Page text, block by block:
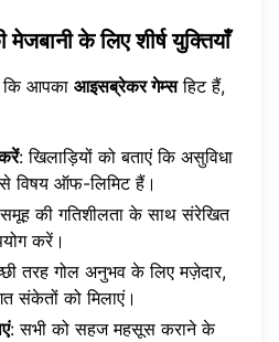
के लिए शीर्ष युक्तियाँ
कि आपका आइसब्रेकर गेम्सहिट हैं,
करें: खिलाड़ियों को बताएं कि असुविधा
विषय ऑफ-लिमिट हैं।
की गतिशीलता के साथ संरेखित
करें।
तरह गोल अनुभव के लिए मज़ेदार,
संकेतों को मिलाएं।
: सभी को सहज महसूस कराने के